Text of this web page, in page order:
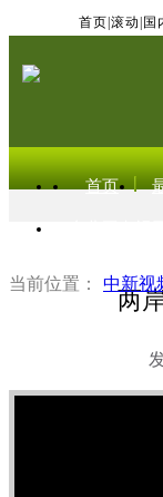
首页 滚动 国
首页
当前位置： 中新视
两